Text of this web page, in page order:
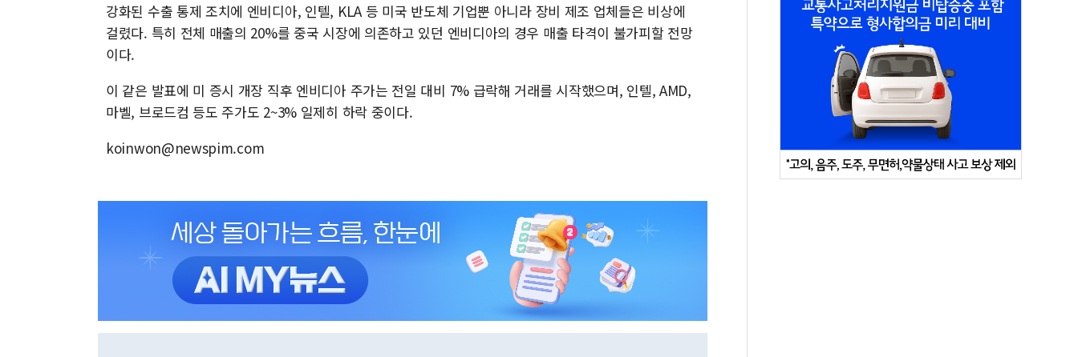
강화된 수출 통제 조치에 엔비디아, 인텔, KLA 등 미국 반도체 기업뿐 아니라 장비 제조 업체들은 비상에
걸렸다. 특히 전체 매출의 20%를 중국 시장에 의존하고 있던 엔비디아의 경우 매출 타격이 불가피할 전망
이다.
이 같은 발표에 미 증시 개장 직후 엔비디아 주가는 전일 대비 7% 급락해 거래를 시작했으며, 인텔, AMD,
마벨, 브로드컴 등도 주가도 2~3% 일제히 하락 중이다.
koinwon@newspim.com